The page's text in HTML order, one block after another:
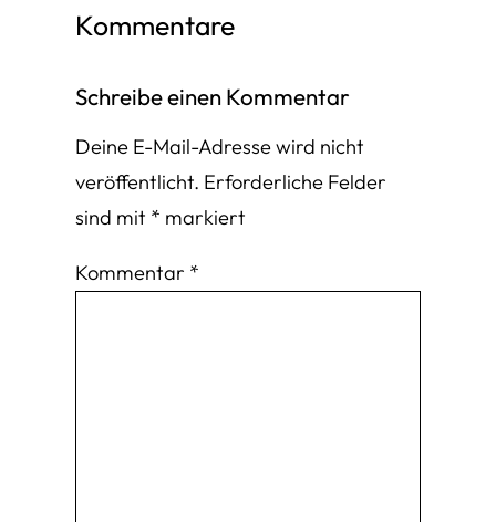
Kommentare
Schreibe einen Kommentar
Deine E-Mail-Adresse wird nicht
veröffentlicht. Erforderliche Felder
sind mit * markiert
Kommentar *